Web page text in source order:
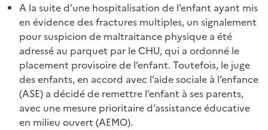
A la suite d’une hospitalisation de l’enfant ayant mis
en évidence des fractures multiples, un signalement
pour suspicion de maltraitance physique a été
adressé au parquet par le CHU, qui a ordonné le
placement provisoire de l’enfant. Toutefois, le juge
des enfants, en accord avec l’aide sociale à l’enfance
(ASE) a décidé de remettre l’enfant à ses parents,
avec une mesure prioritaire d’assistance éducative
en milieu ouvert (AEMO).